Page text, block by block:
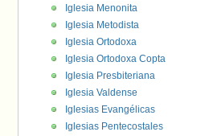
Iglesia Menonita
Iglesia Metodista
Iglesia Ortodoxa
Iglesia Ortodoxa Copta
Iglesia Presbiteriana
Iglesia Valdense
Iglesias Evangélicas
Iglesias Pentecostales